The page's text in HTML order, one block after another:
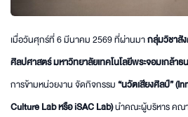
เมื่อวันศุกร์ที่ 6 มีนาคม 2569 ที่ผ่านมากลุ่มวิชาสั
ศิลปศาสตร์ มหาวิทยาลัยเทคโนโลยีพระจอมเกล้าธ
การข้ามหน่วยงาน จัดกิจกรรม“นวัตเสียงศิลป์”
Culture Lab หรือ iSAC Lab)นำคณะผู้บริหาร คณา